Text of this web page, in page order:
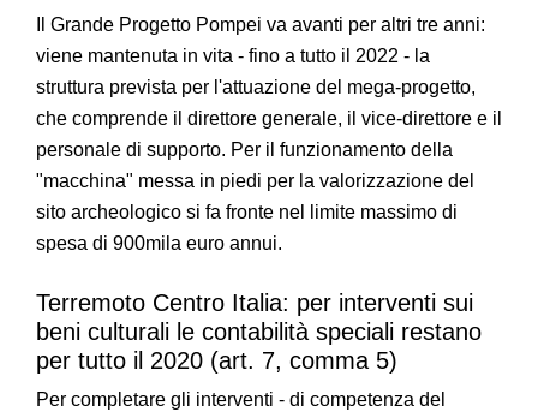
Il Grande Progetto Pompei va avanti per altri tre anni:
viene mantenuta in vita - fino a tutto il 2022 - la
struttura prevista per l'attuazione del mega-progetto,
che comprende il direttore generale, il vice-direttore e il
personale di supporto. Per il funzionamento della
"macchina" messa in piedi per la valorizzazione del
sito archeologico si fa fronte nel limite massimo di
spesa di 900mila euro annui.
Terremoto Centro Italia: per interventi sui
beni culturali le contabilità speciali restano
per tutto il 2020 (art. 7, comma 5)
Per completare gli interventi - di competenza del